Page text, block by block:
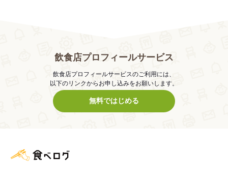
飲食店プロフィールサービス
飲食店プロフィールサービスのご利用には、
以下のリンクからお申し込みをお願いします。
無料ではじめる